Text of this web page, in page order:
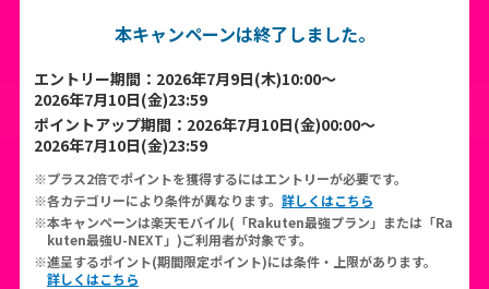
本キャンペーンは終了しました。
エントリー期間：2026年7月9日(木)10:00～
2026年7月10日(金)23:59
ポイントアップ期間：2026年7月10日(金)00:00～
2026年7月10日(金)23:59
プラス2倍でポイントを獲得するにはエントリーが必要です。
各カテゴリーにより条件が異なります。 詳しくはこちら
本キャンペーンは楽天モバイル(「Rakuten最強プラン」または「Ra
kuten最強U-NEXT」)ご利用者が対象です。
進呈するポイント(期間限定ポイント)には条件・上限があります。
詳しくはこちら